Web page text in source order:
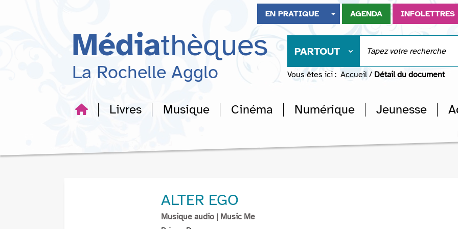
recherche
EN PRATIQUE AGENDA INFOLETTRES
Médiathèques
La Rochelle Agglo
PARTOUT
Vous êtes ici : Accueil / Détail du document
Livres Musique Cinéma Numérique Jeunesse
ALTER EGO
Musique audio | Music Me